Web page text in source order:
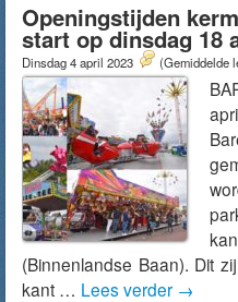
Openingstijden
start op dinsdag 18
Dinsdag 4 april 2023 (Gemiddelde
(Binnenlandse Baan). Dit
kant … Lees verder →